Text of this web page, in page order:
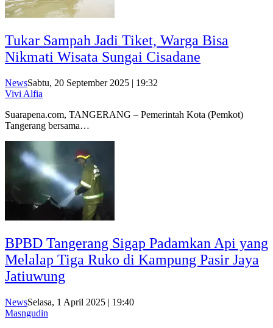
Tukar Sampah Jadi Tiket, Warga Bisa
Nikmati Wisata Sungai Cisadane
NewsSabtu, 20 September 2025 | 19:32
Vivi Alfia
Suarapena.com, TANGERANG – Pemerintah Kota (Pemkot)
Tangerang bersama…
BPBD Tangerang Sigap Padamkan Api yang
Melalap Tiga Ruko di Kampung Pasir Jaya
Jatiuwung
NewsSelasa, 1 April 2025 | 19:40
Masngudin